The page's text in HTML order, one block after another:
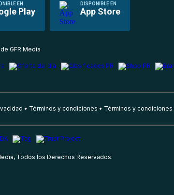
EN
Play
DISPONIBLE EN
App Store
GFR Media
Términos y condiciones Términos y
Todos los Derechos Reservados.